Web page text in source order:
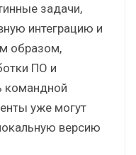
задачи,
интеграцию и
образом,
ПО и
командной
уже могут
версию